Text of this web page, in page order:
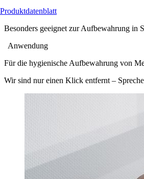
Produktdatenblatt
Besonders geeignet zur Aufbewahrung in
Anwendung
Für die hygienische Aufbewahrung von
Wir sind nur einen Klick entfernt –